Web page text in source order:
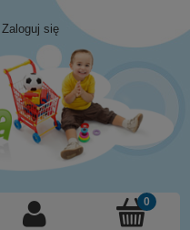
Zaloguj się